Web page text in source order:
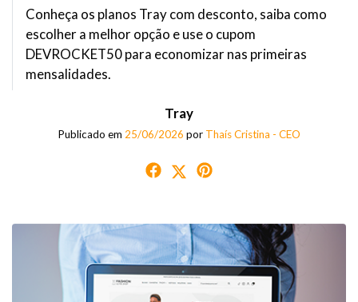
Conheça os planos Tray com desconto, saiba como
escolher a melhor opção e use o cupom
DEVROCKET50 para economizar nas primeiras
mensalidades.
Tray
Publicado em 25/06/2026 por Thaís Cristina - CEO